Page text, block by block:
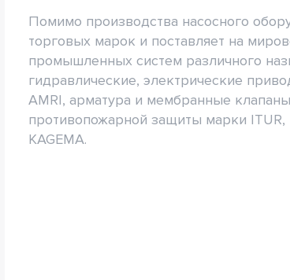
Помимо производства насосного
торговых марок и поставляет на
промышленных систем различного
гидравлические, электрические
AMRI, арматура и мембранные
противопожарной защиты марки
KAGEMA.